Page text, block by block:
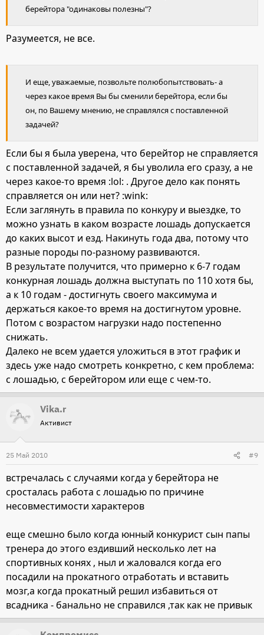
берейтора "одинаковы полезны"?
Разумеется, не все.
И еще, уважаемые, позвольте полюбопытствовать- а
через какое время Вы бы сменили берейтора, если бы
он, по Вашему мнению, не справлялся с поставленной
задачей?
Если бы я была уверена, что берейтор не справляется
с поставленной задачей, я бы уволила его сразу, а не
через какое-то время :lol: . Другое дело как понять
справляется он или нет? :wink:
Если заглянуть в правила по конкуру и выездке, то
можно узнать в каком возрасте лошадь допускается
до каких высот и езд. Накинуть года два, потому что
разные породы по-разному развиваются.
В результате получится, что примерно к 6-7 годам
конкурная лошадь должна выступать по 110 хотя бы,
а к 10 годам - достигнуть своего максимума и
держаться какое-то время на достигнутом уровне.
Потом с возрастом нагрузки надо постепенно
снижать.
Далеко не всем удается уложиться в этот график и
здесь уже надо смотреть конкретно, с кем проблема:
с лошадью, с берейтором или еще с чем-то.
Vika.r
Активист
25 Май 2010 #9
встречалась с случаями когда у берейтора не
сросталась работа с лошадью по причине
несовместимости характеров
еще смешно было когда юнный конкурист сын папы
тренера до этого ездивший несколько лет на
спортивных конях , ныл и жаловался когда его
посадили на прокатного отработать и вставить
мозг,а когда прокатный решил избавиться от
всадника - банально не справился ,так как не привык